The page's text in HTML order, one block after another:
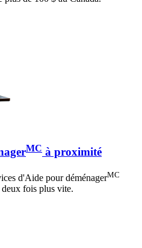
MC à proximité
d'Aide pour déménagerMC
deux fois plus vite.